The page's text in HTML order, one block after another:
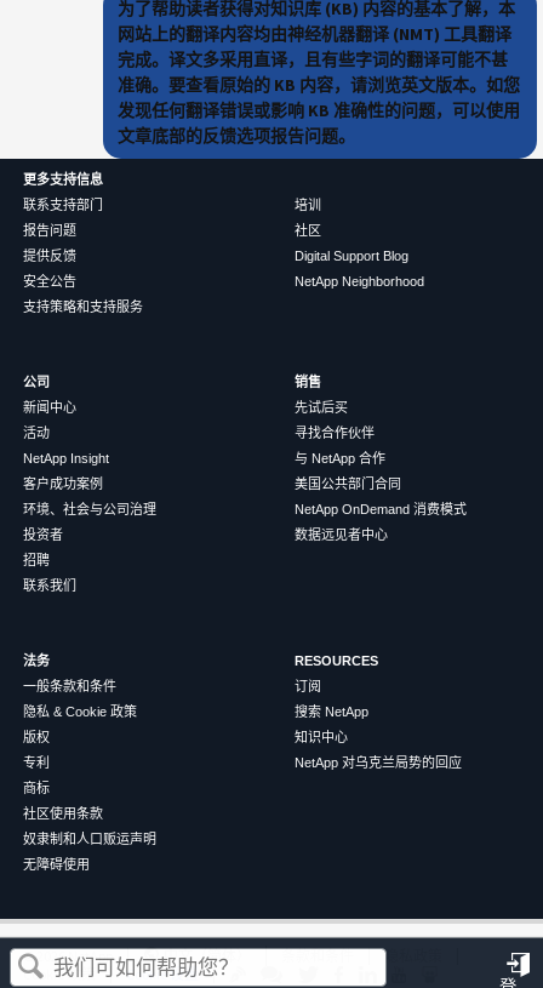
这篇文章对您有帮助吗？
为了帮助读者获得对知识库 (KB) 内容的基本了解，本
网站上的翻译内容均由神经机器翻译 (NMT) 工具翻译
完成。译文多采用直译，且有些字词的翻译可能不甚
准确。要查看原始的 KB 内容，请浏览英文版本。如您
发现任何翻译错误或影响 KB 准确性的问题，可以使用
文章底部的反馈选项报告问题。
更多支持信息
联系支持部门
报告问题
提供反馈
安全公告
支持策略和支持服务
培训
社区
Digital Support Blog
NetApp Neighborhood
公司
新闻中心
活动
NetApp Insight
客户成功案例
环境、社会与公司治理
投资者
招聘
联系我们
销售
先试后买
寻找合作伙伴
与 NetApp 合作
美国公共部门合同
NetApp OnDemand 消费模式
数据远见者中心
法务
一般条款和条件
隐私 & Cookie 政策
版权
专利
商标
社区使用条款
奴隶制和人口贩运声明
无障碍使用
RESOURCES
订阅
搜索 NetApp
知识中心
NetApp 对乌克兰局势的回应
©2026NetApp 中文（简体） 条款和条件
隐私政策
Cookie 政策
Cookie 设置